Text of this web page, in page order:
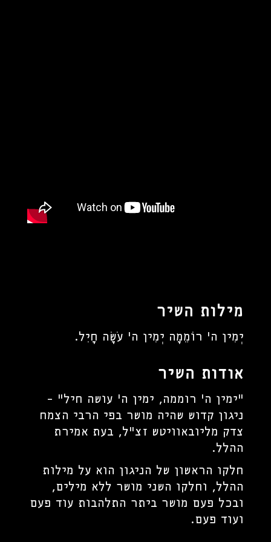
מילות השיר
יְמִין ה' רוֹמֵמָה יְמִין ה' עֹשָׂה חָיִל.
אודות השיר
"ימין ה' רוממה, ימין ה' עושה חיל" -
ניגון קדוש שהיה מושר בפי הרבי הצמח
צדק מליובאוויטש זצ"ל, בעת אמירת
ההלל.
חלקו הראשון של הניגון הוא על מילות
ההלל, וחלקו השני מושר ללא מילים,
ובכל פעם מושר ביתר התלהבות עוד פעם
ועוד פעם.